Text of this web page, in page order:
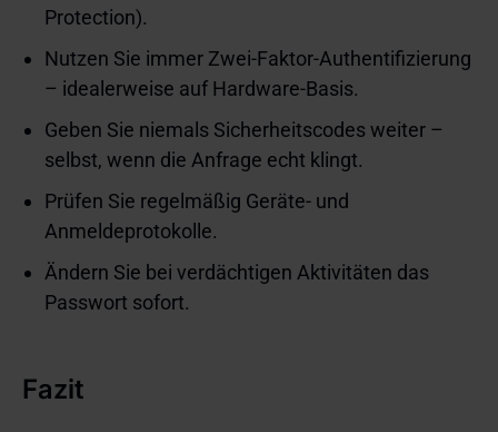
Protection).
Nutzen Sie immer Zwei-Faktor-Authentifizierung
– idealerweise auf Hardware-Basis.
Geben Sie niemals Sicherheitscodes weiter –
selbst, wenn die Anfrage echt klingt.
Prüfen Sie regelmäßig Geräte- und
Anmeldeprotokolle.
Ändern Sie bei verdächtigen Aktivitäten das
Passwort sofort.
Fazit